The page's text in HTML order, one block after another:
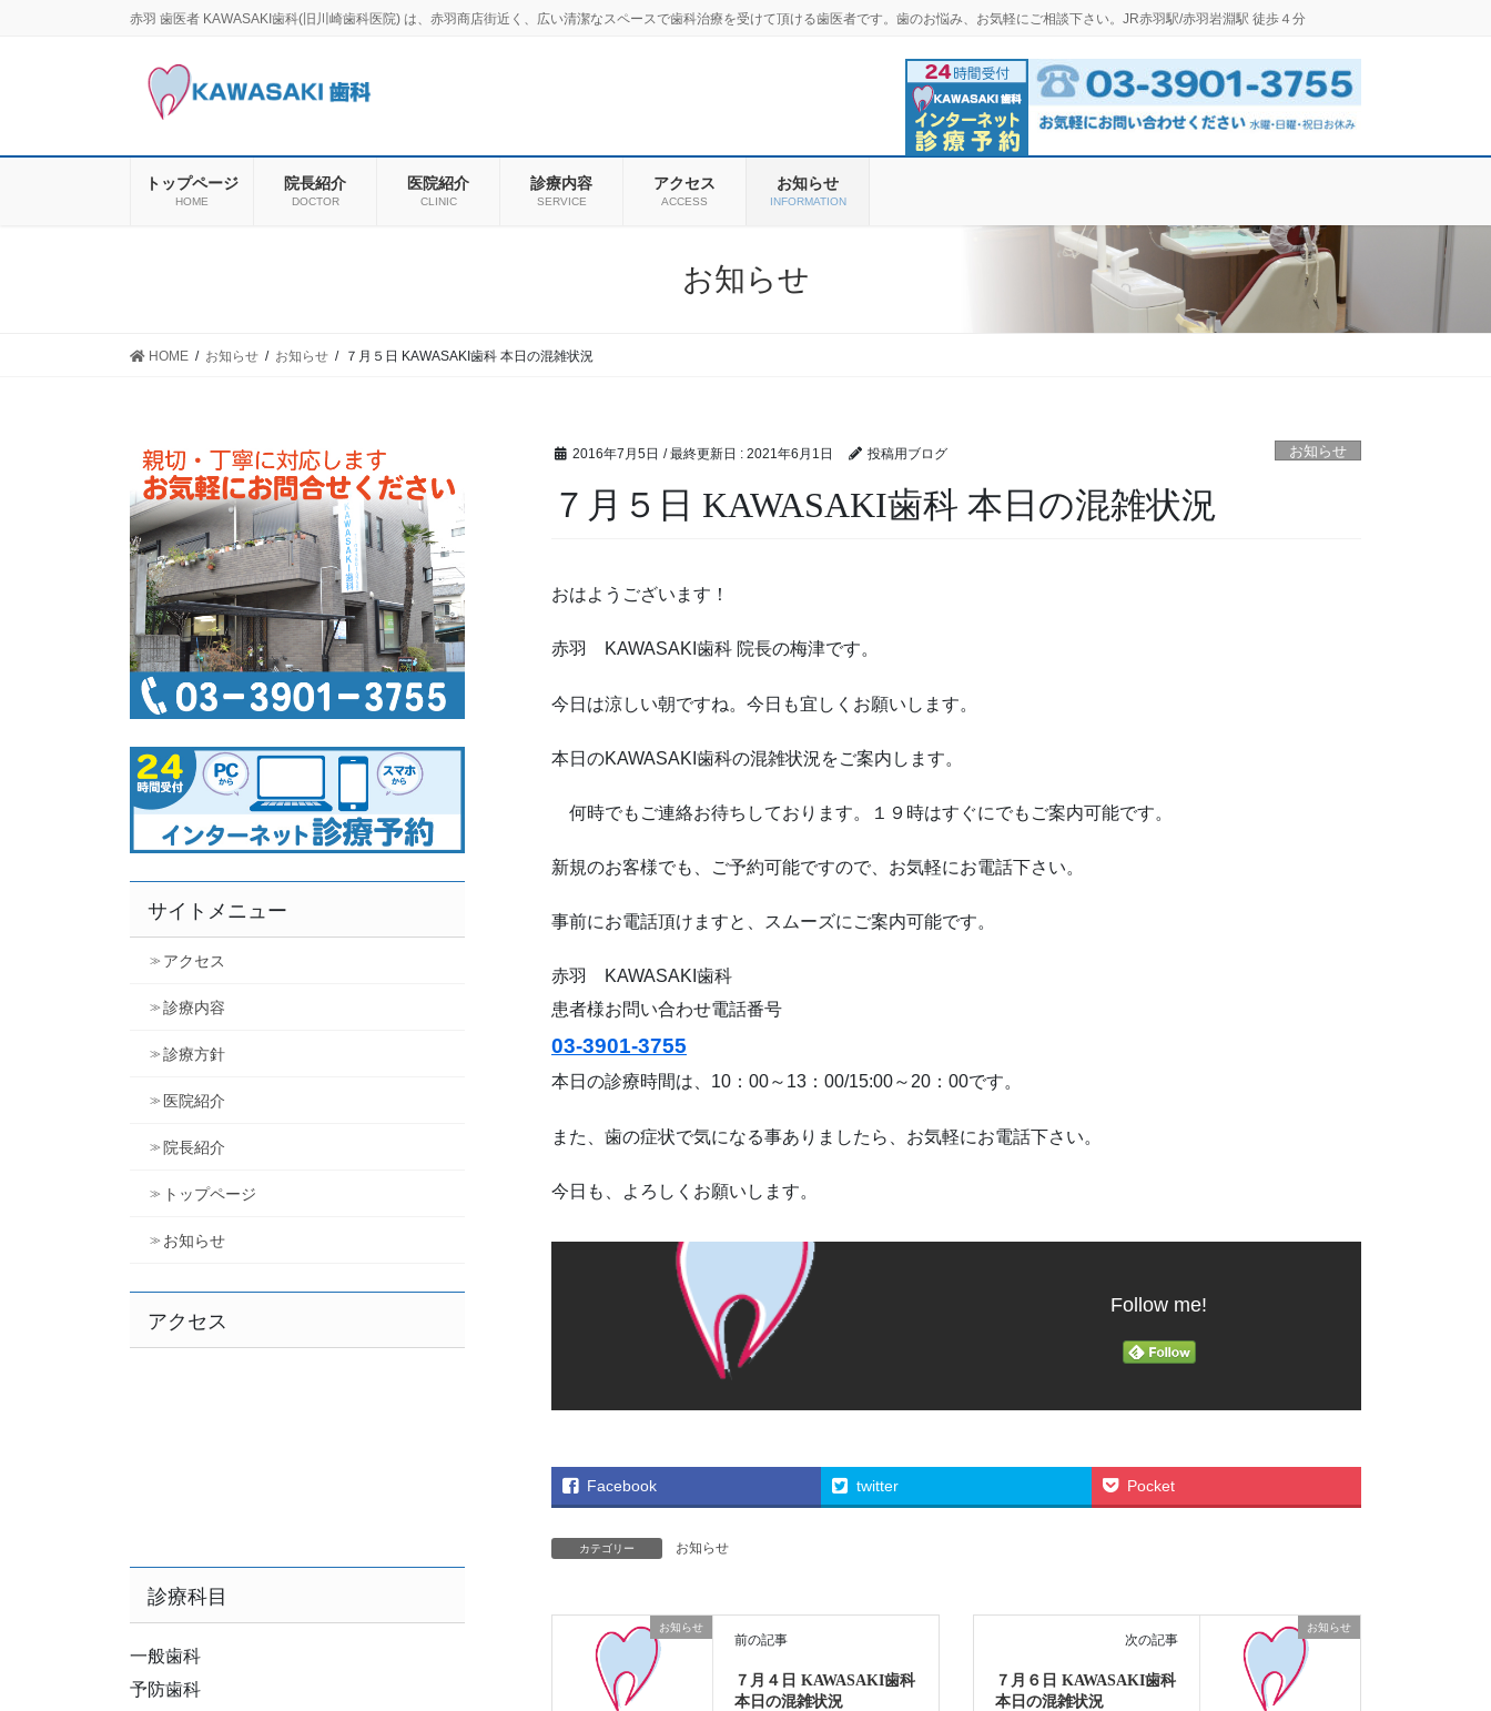
赤羽 歯医者 KAWASAKI歯科(旧川崎歯科医院) は、赤羽商店街近く、広い清潔なスペースで歯科治療を受けて頂ける歯医者です。歯のお悩み、お気軽にご相談下さい。JR赤羽駅/赤羽岩淵駅 徒歩４分
トップページ
HOME
院長紹介
DOCTOR
医院紹介
CLINIC
診療内容
SERVICE
アクセス
ACCESS
お知らせ
INFORMATION
お知らせ
HOME お知らせ お知らせ ７月５日 KAWASAKI歯科 本日の混雑状況
2016年7月5日 / 最終更新日 : 2021年6月1日 投稿用ブログ お知らせ
７月５日 KAWASAKI歯科 本日の混雑状況
おはようございます！
赤羽 KAWASAKI歯科 院長の梅津です。
今日は涼しい朝ですね。今日も宜しくお願いします。
本日のKAWASAKI歯科の混雑状況をご案内します。
何時でもご連絡お待ちしております。１９時はすぐにでもご案内可能です。
新規のお客様でも、ご予約可能ですので、お気軽にお電話下さい。
事前にお電話頂けますと、スムーズにご案内可能です。
赤羽 KAWASAKI歯科
患者様お問い合わせ電話番号
03-3901-3755
本日の診療時間は、10：00～13：00/15:00～20：00です。
また、歯の症状で気になる事ありましたら、お気軽にお電話下さい。
今日も、よろしくお願いします。
Follow me!
Facebook twitter Pocket
カテゴリー お知らせ
お知らせ
前の記事
７月４日 KAWASAKI歯科
本日の混雑状況
お知らせ
次の記事
７月６日 KAWASAKI歯科
本日の混雑状況
サイトメニュー
アクセス
診療内容
診療方針
医院紹介
院長紹介
トップページ
お知らせ
アクセス
診療科目
一般歯科
予防歯科